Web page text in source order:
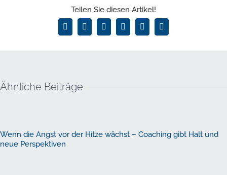
Teilen Sie diesen Artikel!
Facebook
X LinkedInWhatsAppPinterest
E-
Mail
Ähnliche Beiträge
Wenn die Angst vor der Hitze wächst – Coaching gibt Halt und
neue Perspektiven